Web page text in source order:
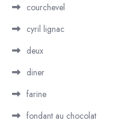
courchevel
cyril lignac
deux
diner
farine
fondant au chocolat